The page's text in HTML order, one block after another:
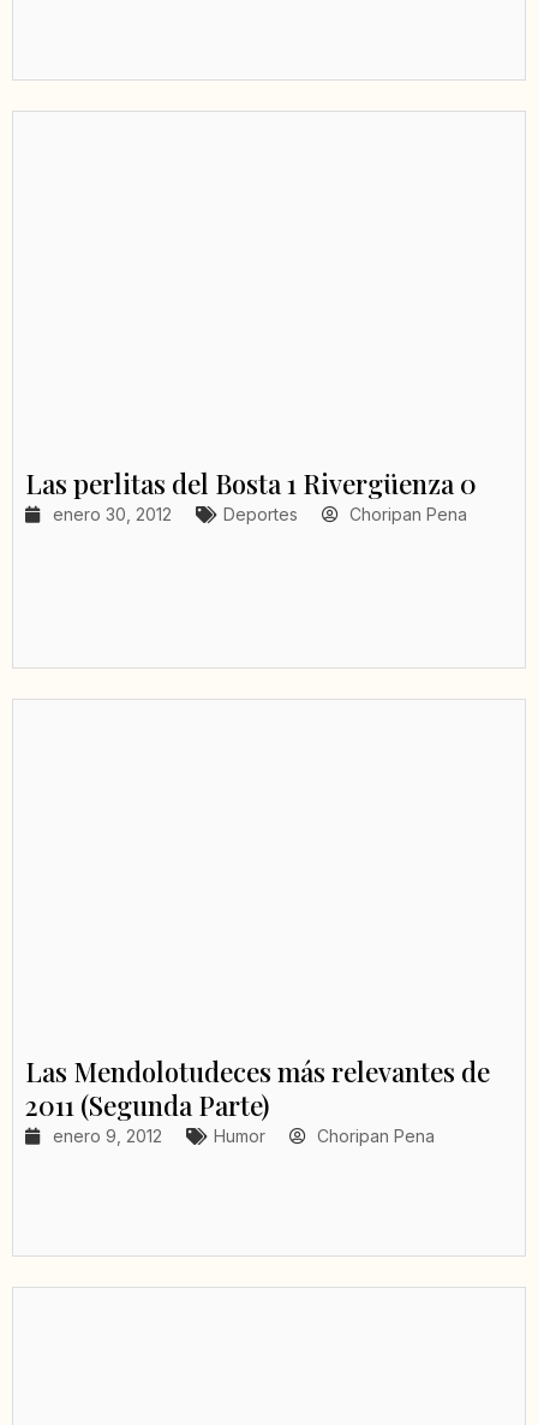
Las perlitas del Bosta 1 Rivergüenza 0
enero 30, 2012 Deportes Choripan Pena
Las Mendolotudeces más relevantes de
2011 (Segunda Parte)
enero 9, 2012 Humor Choripan Pena